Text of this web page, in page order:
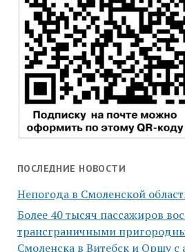
ПОСЛЕДНИЕ НОВОСТИ
Непогода в Смоленской
Более 40 тысяч пассажиров
трансграничными
Смоленска в Витебск и Оршу с